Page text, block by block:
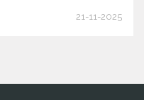
21-11-2025